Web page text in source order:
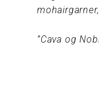
”Cava og